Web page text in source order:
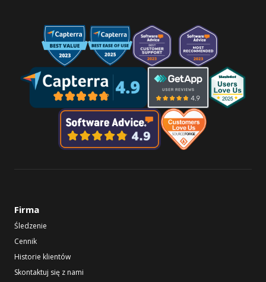
Firma
Śledzenie
Cennik
Historie klientów
Skontaktuj się z nami